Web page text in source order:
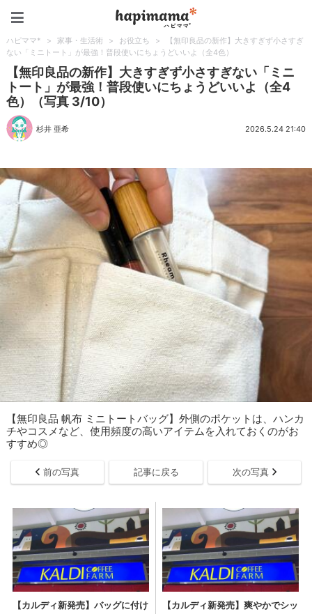
ハピママ* > 家事・生活術 > お役立ち >
【無印良品の新作】大きすぎず小さすぎ
ない「ミニトート」が最強！普段使いにちょうどいいよ（全4色）
【無印良品の新作】大きすぎず小さすぎない「ミニ
トート」が最強！普段使いにちょうどいいよ（全4
色）（写真 3/10）
杉井 亜希 2026.5.24 21:40
【無印良品 帆布 ミニトートバッグ】外側のポケットは、ハンカ
チやコスメなど、使用頻度の高いアイテムを入れておくのがお
すすめ◎
前の写真 記事に戻る 次の写真